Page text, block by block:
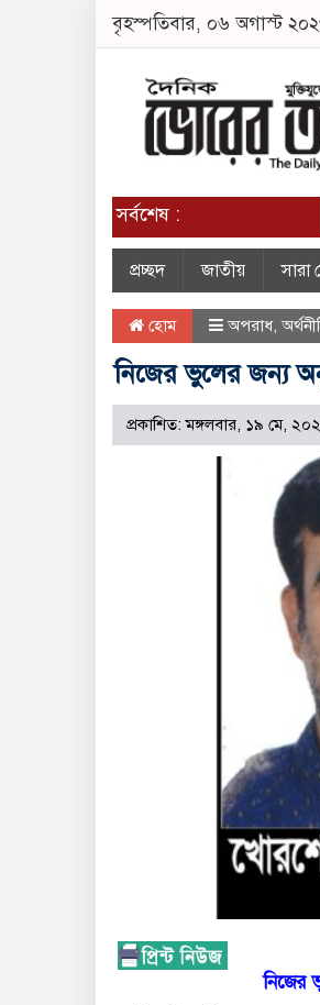
বৃহস্পতিবার, ০৬ অগাস্ট
সর্বশেষ :
প্রচ্ছদ জাতীয় সারা
হোম অপরাধ,
নিজের ভুলের জন্য
প্রকাশিত: মঙ্গলবার, ১৯ মে,
নিজের